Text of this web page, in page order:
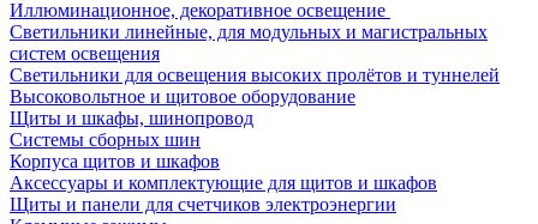
Иллюминационное, декоративное освещение
Светильники линейные, для модульных и магистральных
систем освещения
Светильники для освещения высоких пролётов и туннелей
Высоковольтное и щитовое оборудование
Щиты и шкафы, шинопровод
Системы сборных шин
Корпуса щитов и шкафов
Аксессуары и комплектующие для щитов и шкафов
Щиты и панели для счетчиков электроэнергии